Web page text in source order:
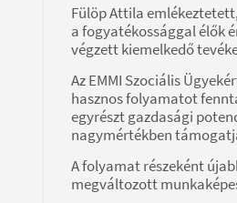
Fülöp Attila
a fogyatékossággal élők
végzett kiemelkedő
Az EMMI Szociális
hasznos folyamatot
egyrészt gazdasági
nagymértékben
A folyamat részeként
megváltozott